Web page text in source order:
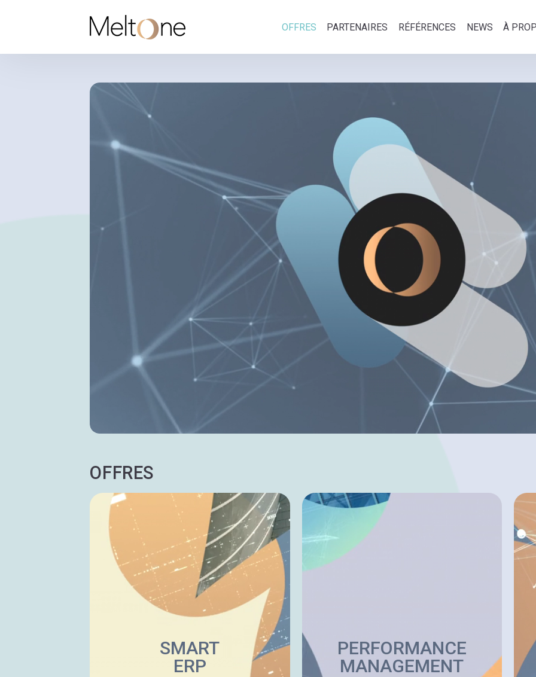
OFFRES PARTENAIRES RÉFÉRENCES NEWS À
VOIR LE FILM
OFFRES
SMART
ERP
PERFORMANCE
MANAGEMENT